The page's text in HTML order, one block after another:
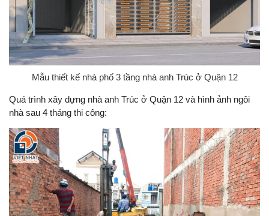
Mẫu thiết kế nhà phố 3 tầng nhà anh Trúc ở Quận 12
Quá trình xây dựng nhà anh Trúc ở Quận 12 và hình ảnh ngôi
nhà sau 4 tháng thi công: